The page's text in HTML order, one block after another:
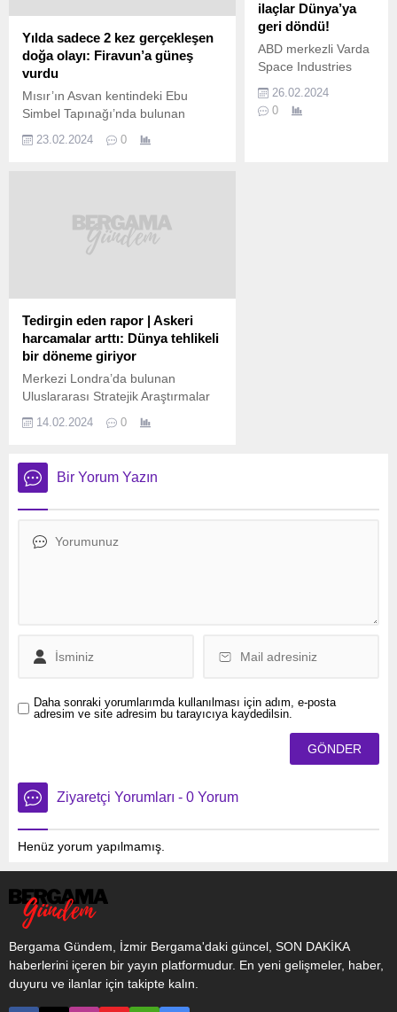
Yılda sadece 2 kez gerçekleşen
doğa olayı: Firavun’a güneş
vurdu
Mısır’ın Asvan kentindeki Ebu
Simbel Tapınağı’nda bulunan
Firavun II. Ramses’in heykeline
güneş ışığı vurdu. Söz konusu
belirtilen 22 Şubat’ta gerçekleşiyor
ve 20 dakika sürüyor. Mısır’ın
23.02.2024 0
ilaçlar Dünya’ya
geri döndü!
ABD merkezli Varda
Space Industries
isimli uzay şirketi,
Alçak Dünya
Yörüngesi’nde HIV
26.02.2024
0
Tedirgin eden rapor | Askeri
harcamalar arttı: Dünya tehlikeli
bir döneme giriyor
Merkezi Londra’da bulunan
Uluslararası Stratejik Araştırmalar
Enstitüsü (IISS), tedirginlik veren bir
rapor yayımladı. Rapora göre,
2023’ten sonra İsrail’in Gazze’ye
saldırıları, Çin’in Güney Çin
ülkelerin askeri harcamalarını
14.02.2024 0
Bir Yorum Yazın
Daha sonraki yorumlarımda kullanılması için adım, e-posta
adresim ve site adresim bu tarayıcıya kaydedilsin.
Ziyaretçi Yorumları - 0 Yorum
Henüz yorum yapılmamış.
Bergama Gündem, İzmir Bergama'daki güncel, SON DAKİKA
haberlerini içeren bir yayın platformudur. En yeni gelişmeler, haber,
duyuru ve ilanlar için takipte kalın.